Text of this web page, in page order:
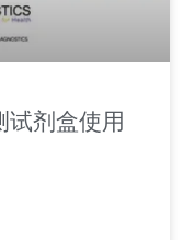
试剂盒使用